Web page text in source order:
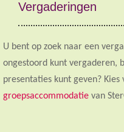
Vergaderingen
U bent op zoek naar een
ongestoord kunt vergaderen,
presentaties kunt geven? Kies
groepsaccommodatievan